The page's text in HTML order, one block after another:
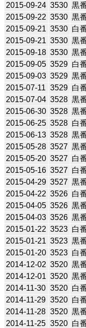
2015-09-24 3530 黒
2015-09-22 3530 黒
2015-09-21 3530 白
2015-09-21 3530 黒
2015-09-18 3530 黒
2015-09-05 3529 白
2015-09-03 3529 黒
2015-07-11 3529 白
2015-07-04 3528 黒
2015-06-30 3528 黒
2015-06-25 3528 白
2015-06-13 3528 黒
2015-05-28 3527 黒
2015-05-20 3527 白
2015-05-16 3527 白
2015-04-29 3527 黒
2015-04-22 3526 白
2015-04-05 3526 黒
2015-04-03 3526 黒
2015-01-22 3523 白
2015-01-21 3523 黒
2015-01-20 3523 白
2014-12-02 3520 黒
2014-12-01 3520 黒
2014-11-30 3520 白
2014-11-29 3520 白
2014-11-28 3520 黒
2014-11-25 3520 白